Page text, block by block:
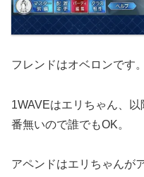
フレンドはオベロンです。
1WAVEはエリちゃん、
番無いので誰でもOK。
アペンドはエリちゃんが